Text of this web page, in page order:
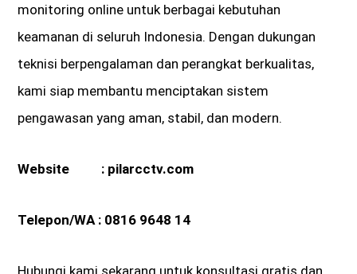
monitoring online untuk berbagai kebutuhan
keamanan di seluruh Indonesia. Dengan dukungan
teknisi berpengalaman dan perangkat berkualitas,
kami siap membantu menciptakan sistem
pengawasan yang aman, stabil, dan modern.
Website : pilarcctv.com
Telepon/WA : 0816 9648 14
Hubungi kami sekarang untuk konsultasi gratis dan